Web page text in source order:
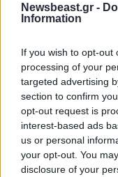
Newsbeast.gr -
Information
If you wish to opt-out
processing of your
targeted advertising
section to confirm
opt-out request is
interest-based ads
us or personal
your opt-out. You
disclosure of your